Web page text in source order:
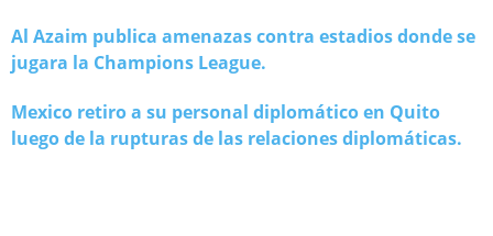
Al Azaim publica amenazas contra estadios donde se
jugara la Champions League.
Mexico retiro a su personal diplomático en Quito
luego de la rupturas de las relaciones diplomáticas.